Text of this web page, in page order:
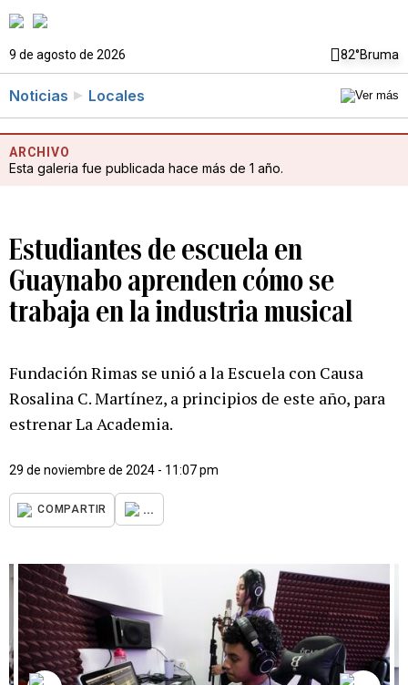
9 de agosto de 2026 82°Bruma
Noticias Locales
ARCHIVO
Esta galeria fue publicada hace más de 1 año.
Estudiantes de escuela en
Guaynabo aprenden cómo se
trabaja en la industria musical
Fundación Rimas se unió a la Escuela con Causa
Rosalina C. Martínez, a principios de este año, para
estrenar La Academia.
29 de noviembre de 2024 - 11:07 pm
COMPARTIR ...